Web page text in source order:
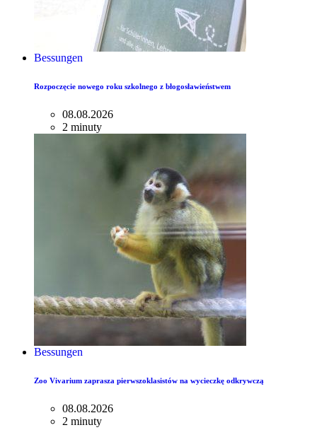
Bessungen
Rozpoczęcie nowego roku szkolnego z błogosławieństwem
08.08.2026
2 minuty
Bessungen
Zoo Vivarium zaprasza pierwszoklasistów na wycieczkę odkrywczą
08.08.2026
2 minuty